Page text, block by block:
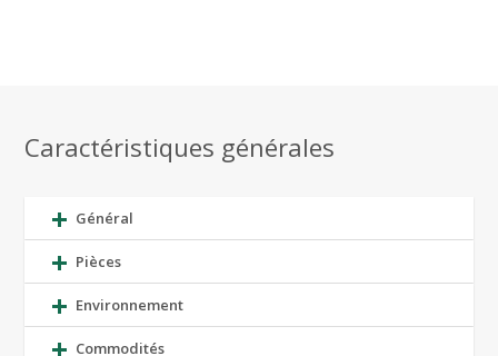
Caractéristiques générales
Général
Pièces
Environnement
Commodités